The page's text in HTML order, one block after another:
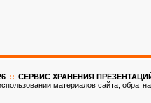
:: CЕРВИС ХРАНЕНИЯ ПРЕЗЕНТАЦИЙ
материалов сайта,